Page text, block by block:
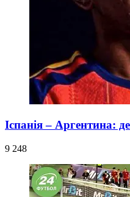
Іспанія – Аргентина:
9 248